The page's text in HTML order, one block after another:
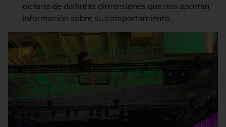
dotarle de distintas dimensiones que nos aportan
información sobre su comportamiento.